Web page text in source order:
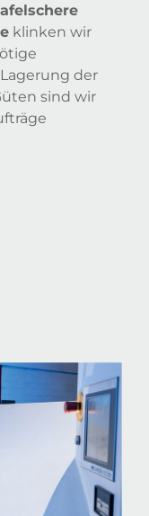
klinken wir
der
sind wir